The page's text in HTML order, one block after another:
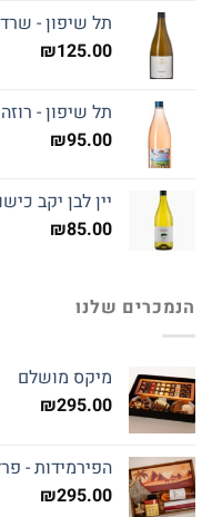
תל שיפון -
₪125.00
תל שיפון - רוזה 2024
₪95.00
יין לבן יקב
₪85.00
הנמכרים שלנו
מיקס מושלם
₪295.00
הפירמידות -
₪295.00